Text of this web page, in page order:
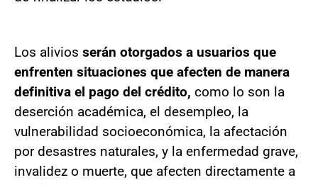
Los alivios serán otorgados a usuarios que
enfrenten situaciones que afecten de manera
definitiva el pago del crédito, como lo son la
deserción académica, el desempleo, la
vulnerabilidad socioeconómica, la afectación
por desastres naturales, y la enfermedad grave,
invalidez o muerte, que afecten directamente a